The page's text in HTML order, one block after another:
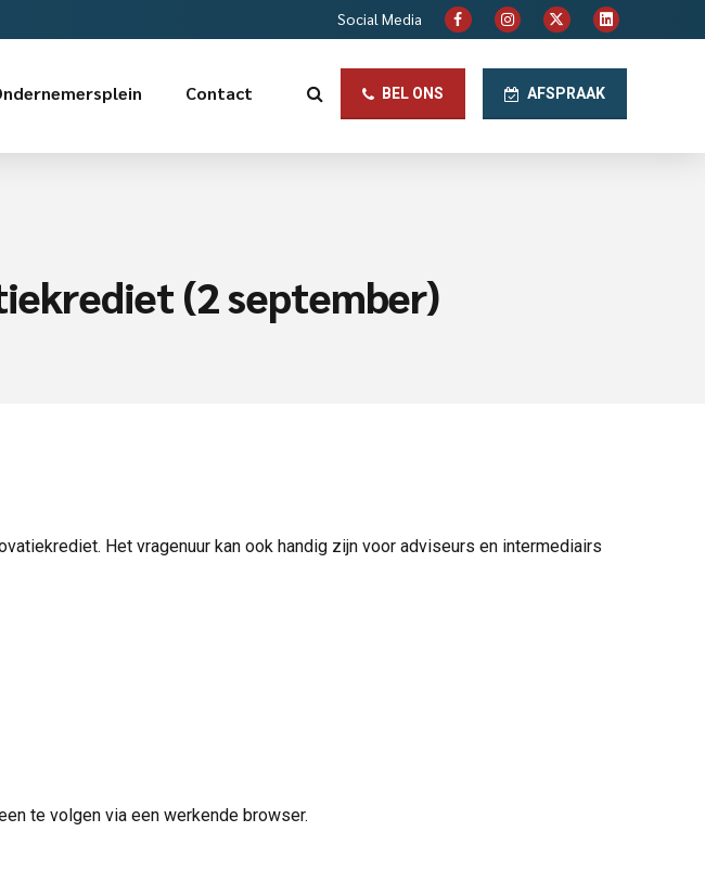
Social Media
BEL ONS AFSPRAAK
Contact
(2 september)
Het vragenuur kan ook handig zijn voor adviseurs en intermediairs
te volgen via een werkende browser.